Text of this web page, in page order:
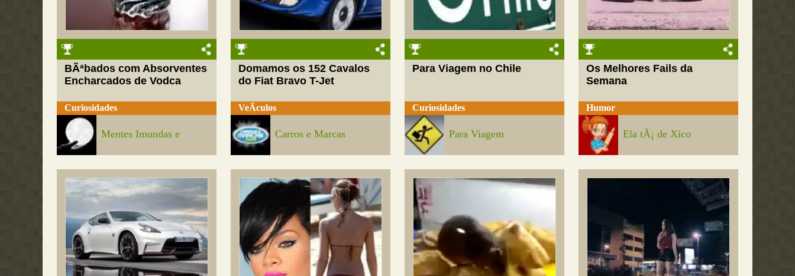
BÃªbados com Absorventes
Encharcados de Vodca
Curiosidades
Mentes Imundas e
Domamos os 152 Cavalos
do Fiat Bravo T-Jet
VeÃ­culos
Carros e Marcas
Para Viagem no Chile
Curiosidades
Para Viagem
Os Melhores Fails da
Semana
Humor
Ela tÃ¡ de Xico